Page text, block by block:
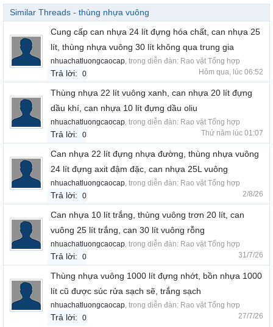
Similar Threads - thùng nhựa vuông
Cung cấp can nhựa 24 lít đựng hóa chất, can nhựa 25
lít, thùng nhựa vuông 30 lít không qua trung gia
nhuachatluongcaocap, trong diễn đàn: Rao vặt Tổng hợp
Trả lời: 0 Hôm qua, lúc 06:52
Thùng nhựa 22 lít vuông xanh, can nhựa 20 lít đựng
dầu khí, can nhựa 10 lít đựng dầu oliu
nhuachatluongcaocap, trong diễn đàn: Rao vặt Tổng hợp
Trả lời: 0 Thứ năm lúc 01:07
Can nhựa 22 lít đựng nhựa đường, thùng nhựa vuông
24 lít đựng axit đậm đặc, can nhựa 25L vuông
nhuachatluongcaocap, trong diễn đàn: Rao vặt Tổng hợp
Trả lời: 0 2/8/26
Can nhựa 10 lít trắng, thùng vuông trơn 20 lít, can
vuông 25 lít trắng, can 30 lít vuông rỗng
nhuachatluongcaocap, trong diễn đàn: Rao vặt Tổng hợp
Trả lời: 0 31/7/26
Thùng nhựa vuông 1000 lít đựng nhớt, bồn nhựa 1000
lít cũ được súc rửa sạch sẽ, trắng sạch
nhuachatluongcaocap, trong diễn đàn: Rao vặt Tổng hợp
Trả lời: 0 27/7/26